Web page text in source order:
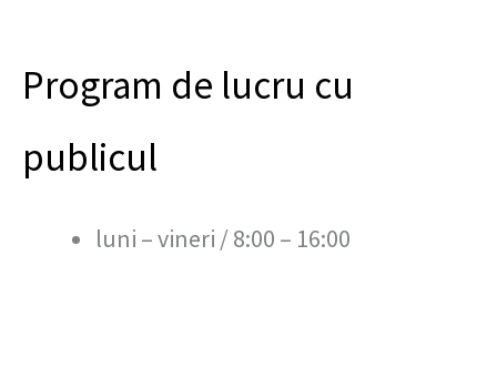
Program de lucru cu
publicul
luni – vineri / 8:00 – 16:00